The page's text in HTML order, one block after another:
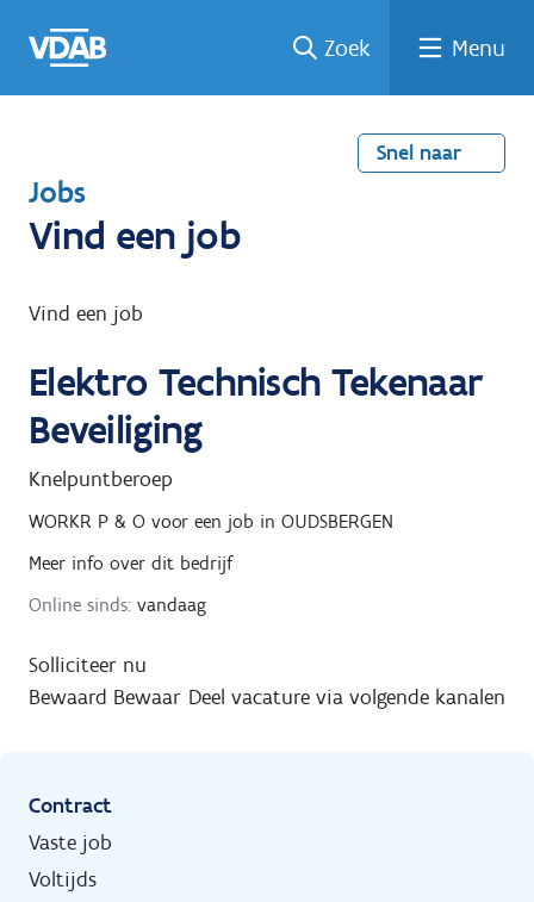
naar
een
een
job
naar
Zoek Menu
Snel naar
T
e
u
n
a
r
Jobs
Vind een job
Vind een job
Elektro Technisch Tekenaar
Beveiliging
Knelpuntberoep
WORKR P & O voor een job in OUDSBERGEN
Meer info over dit bedrijf
Online sinds: vandaag
Solliciteer nu
Bewaard Bewaar Deel vacature via volgende kanalen
Contract
Vaste job
Voltijds